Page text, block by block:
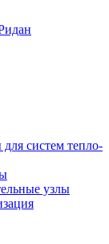
систем тепло-
узлы